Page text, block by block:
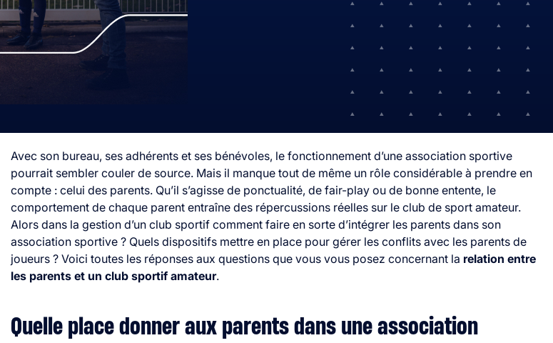
Avec son bureau, ses adhérents et ses bénévoles, le fonctionnement d’une association sportive
pourrait sembler couler de source. Mais il manque tout de même un rôle considérable à prendre en
compte : celui des parents. Qu’il s’agisse de ponctualité, de fair-play ou de bonne entente, le
comportement de chaque parent entraîne des répercussions réelles sur le club de sport amateur.
Alors dans la gestion d’un club sportif comment faire en sorte d’intégrer les parents dans son
association sportive ? Quels dispositifs mettre en place pour gérer les conflits avec les parents de
joueurs ? Voici toutes les réponses aux questions que vous vous posez concernant la relation entre
les parents et un club sportif amateur.
Quelle place donner aux parents dans une association